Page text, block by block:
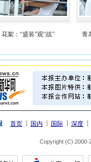
花絮：“盛装”观“战” 青
首页 国内 国际 深度
Copyright (C) 2000-